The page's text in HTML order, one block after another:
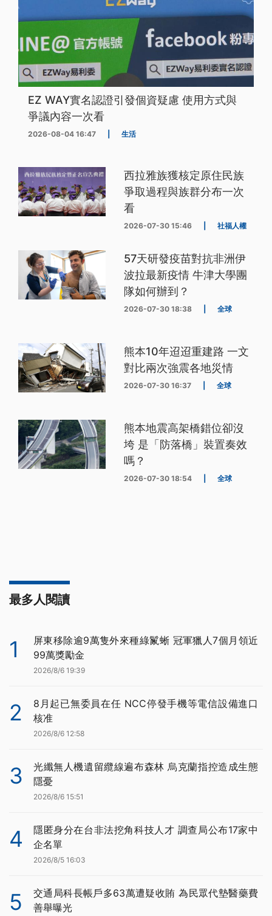
EZ WAY實名認證引發個資疑慮 使用方式與
爭議內容一次看
2026-08-04 16:47 生活
西拉雅族獲核定原住民族
爭取過程與族群分布一次
看
2026-07-30 15:46 社福人權
57天研發疫苗對抗非洲伊
波拉最新疫情 牛津大學團
隊如何辦到？
2026-07-30 18:38 全球
熊本10年迢迢重建路 一文
對比兩次強震各地災情
2026-07-30 16:37 全球
熊本地震高架橋錯位卻沒
垮 是「防落橋」裝置奏效
嗎？
2026-07-30 18:54 全球
最多人閱讀
1
屏東移除逾9萬隻外來種綠鬣蜥 冠軍獵人7個月領近
99萬獎勵金
2026/8/6 19:39
2
8月起已無委員在任 NCC停發手機等電信設備進口
核准
2026/8/6 12:58
3
光纖無人機遺留纜線遍布森林 烏克蘭指控造成生態
隱憂
2026/8/6 15:51
4
隱匿身分在台非法挖角科技人才 調查局公布17家中
企名單
2026/8/5 16:03
5
交通局科長帳戶多63萬遭疑收賄 為民眾代墊醫藥費
善舉曝光